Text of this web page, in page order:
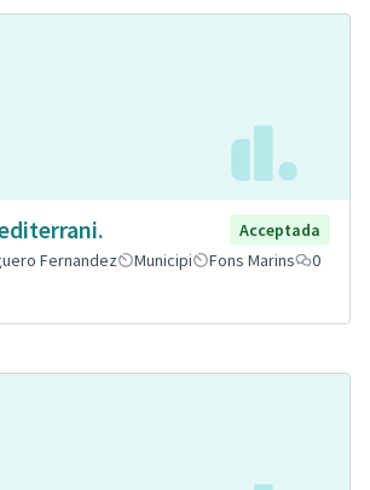
Acceptada
Fernandez
Municipi Fons Marins
0